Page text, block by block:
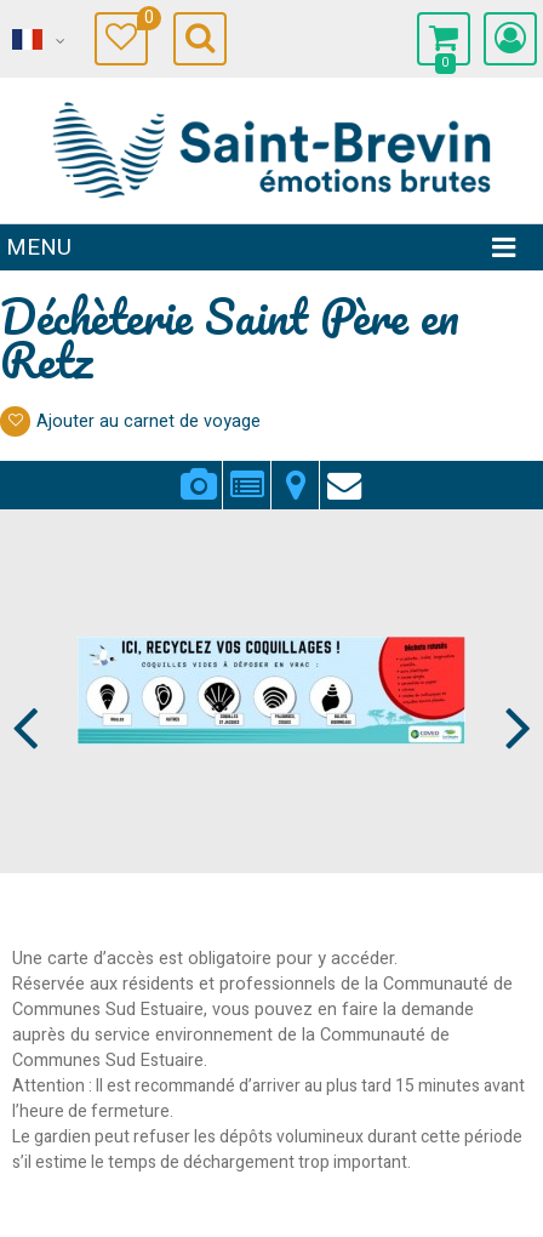
0
0
MENU
Déchèterie Saint Père en
Retz
Ajouter au carnet de voyage
Une carte d’accès est obligatoire pour y accéder.
Réservée aux résidents et professionnels de la Communauté de
Communes Sud Estuaire, vous pouvez en faire la demande
auprès du service environnement de la Communauté de
Communes Sud Estuaire.
Attention : Il est recommandé d’arriver au plus tard 15 minutes avant
l’heure de fermeture.
Le gardien peut refuser les dépôts volumineux durant cette période
s’il estime le temps de déchargement trop important.